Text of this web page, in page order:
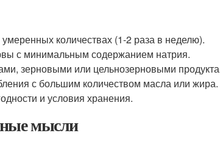
количествах (1-2 раза в неделю).
с минимальным содержанием натрия.
зерновыми или цельнозерновыми
с большим количеством масла или жира.
и условия хранения.
мысли